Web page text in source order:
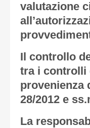
valutazione
Il controllo
tra i controlli
provenienza
28/2012 e
La